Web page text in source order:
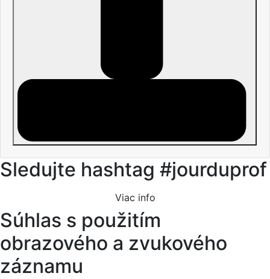
Sledujte hashtag #jourduprof
Viac info
Súhlas s použitím
obrazového a zvukového
záznamu